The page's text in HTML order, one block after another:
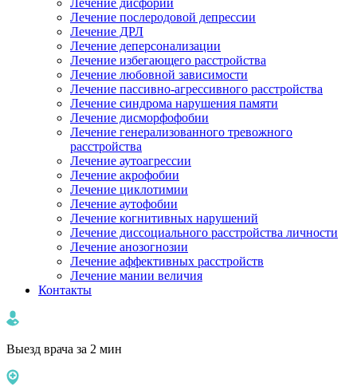
Лечение дисфории
Лечение послеродовой депрессии
Лечение ДРЛ
Лечение деперсонализации
Лечение избегающего расстройства
Лечение любовной зависимости
Лечение пассивно-агрессивного расстройства
Лечение синдрома нарушения памяти
Лечение дисморфофобии
Лечение генерализованного тревожного
расстройства
Лечение аутоагрессии
Лечение акрофобии
Лечение циклотимии
Лечение аутофобии
Лечение когнитивных нарушений
Лечение диссоциального расстройства личности
Лечение анозогнозии
Лечение аффективных расстройств
Лечение мании величия
Контакты
Выезд врача за 2 мин